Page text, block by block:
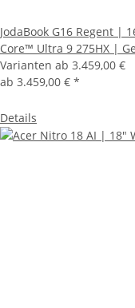
JodaBook G16 Regent |
Core™ Ultra 9 275HX |
Varianten ab 3.459,00 €
ab 3.459,00 € *
Details